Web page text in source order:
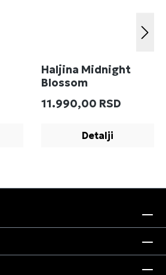
Haljina Midnight
Blossom
Redovna cena:
11.990,00 RSD
Detalji